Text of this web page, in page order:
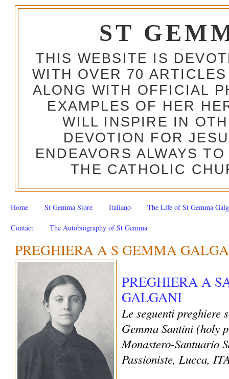
ST
THIS WEBSITE IS
WITH OVER 70
ALONG WITH OFFICIAL
EXAMPLES OF HER
WILL INSPIRE IN
DEVOTION FOR
ENDEAVORS ALWAYS
THE CATHOLIC
Home St Gemma Store Italiano The Life of St Gemma
Contact The Autobiography of St Gemma
PREGHIERA A S GEMMA
PREGHIERA A
GALGANI
Le seguenti preghiere
Gemma Santini (holy
Monastero-Santuario
Passioniste, Lucca,